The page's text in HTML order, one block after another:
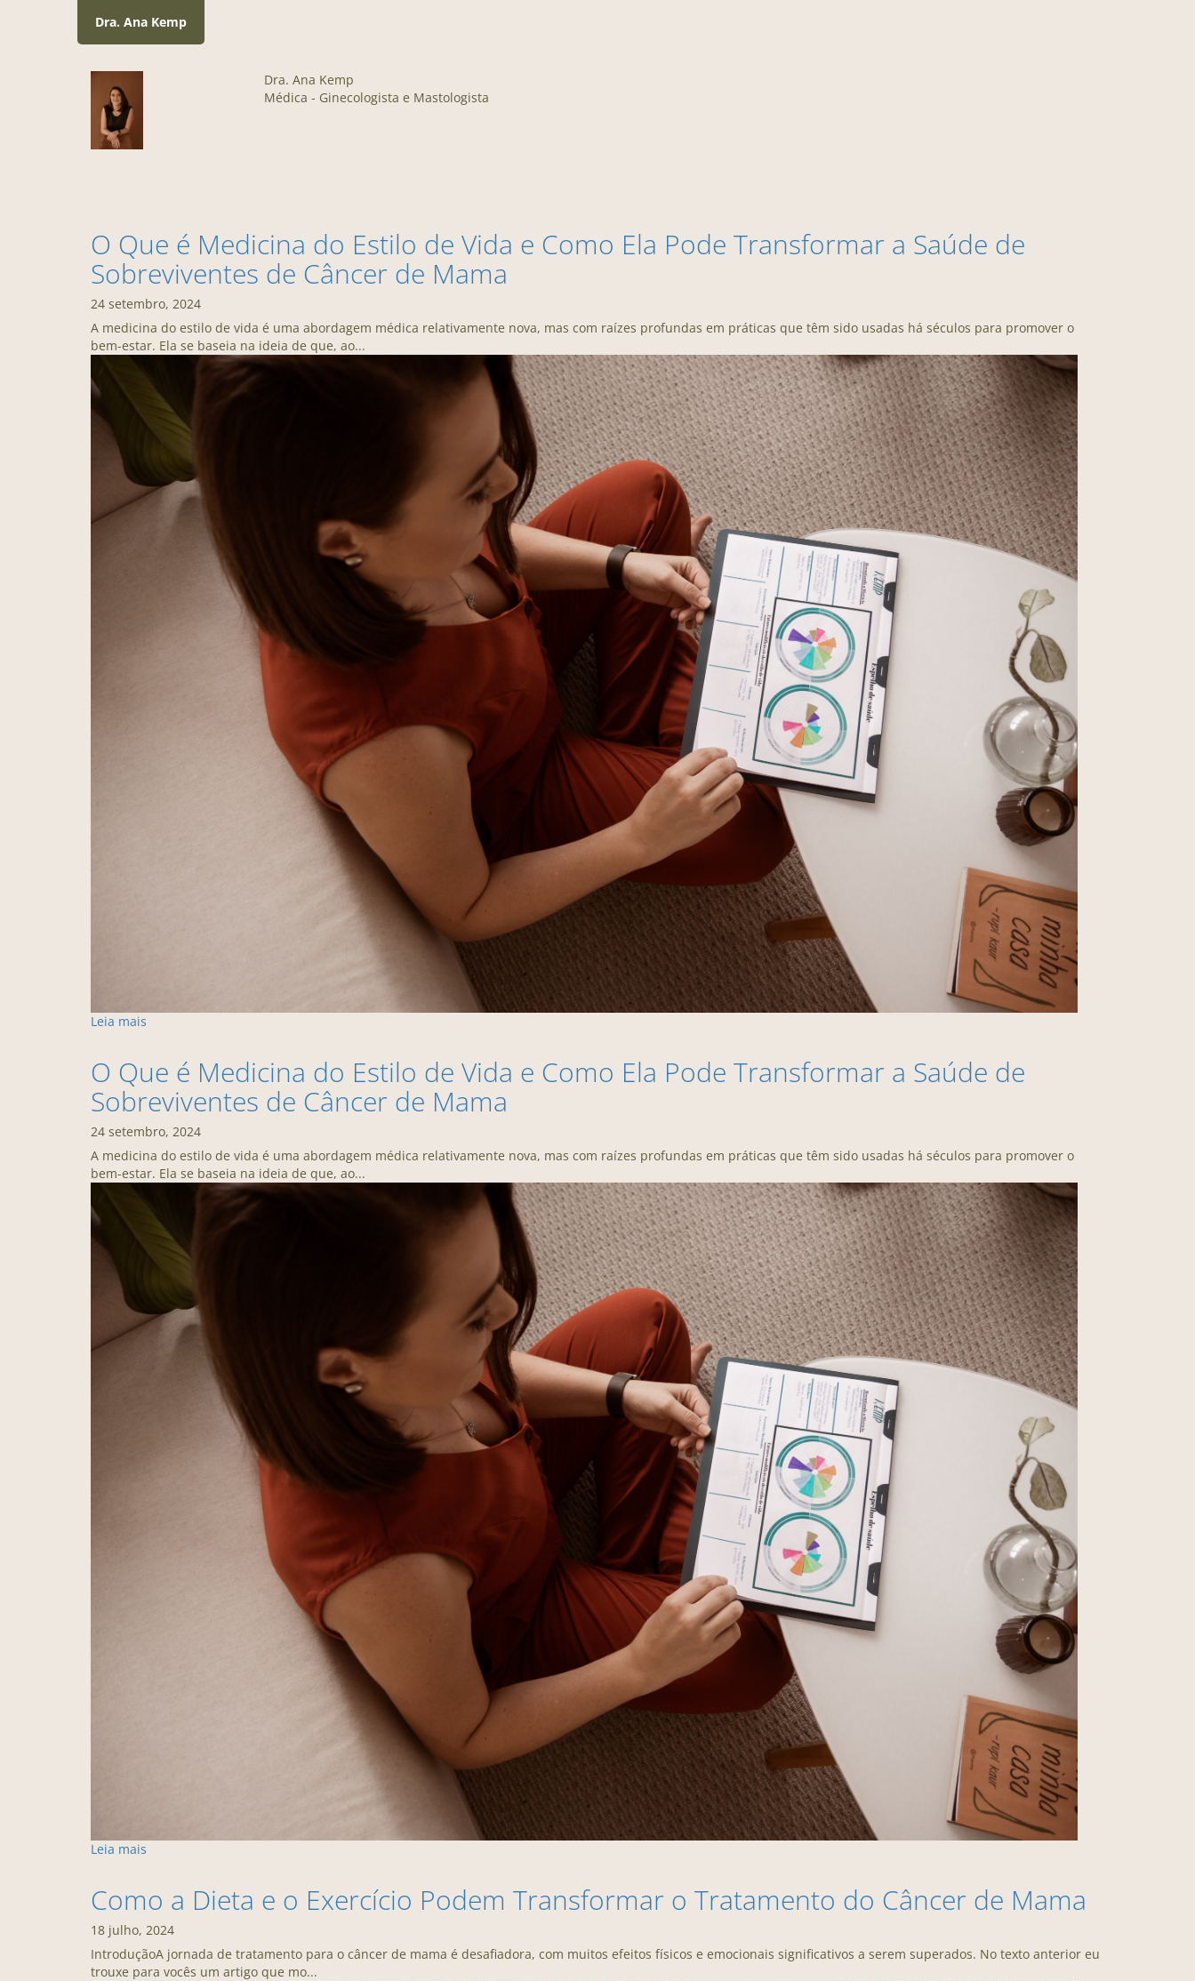
Dra. Ana Kemp
Dra. Ana Kemp
Médica - Ginecologista e Mastologista
O Que é Medicina do Estilo de Vida e Como Ela Pode Transformar a Saúde de
Sobreviventes de Câncer de Mama
24 setembro, 2024
A medicina do estilo de vida é uma abordagem médica relativamente nova, mas com raízes profundas em práticas que têm sido usadas há séculos para promover o
bem-estar. Ela se baseia na ideia de que, ao...
Leia mais
O Que é Medicina do Estilo de Vida e Como Ela Pode Transformar a Saúde de
Sobreviventes de Câncer de Mama
24 setembro, 2024
A medicina do estilo de vida é uma abordagem médica relativamente nova, mas com raízes profundas em práticas que têm sido usadas há séculos para promover o
bem-estar. Ela se baseia na ideia de que, ao...
Leia mais
Como a Dieta e o Exercício Podem Transformar o Tratamento do Câncer de Mama
18 julho, 2024
IntroduçãoA jornada de tratamento para o câncer de mama é desafiadora, com muitos efeitos físicos e emocionais significativos a serem superados. No texto anterior eu
trouxe para vocês um artigo que mo...